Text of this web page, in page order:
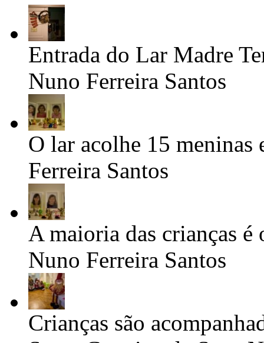
Entrada do Lar Madre
Nuno Ferreira Santos
O lar acolhe 15 meninas
Ferreira Santos
A maioria das crianças
Nuno Ferreira Santos
Crianças são